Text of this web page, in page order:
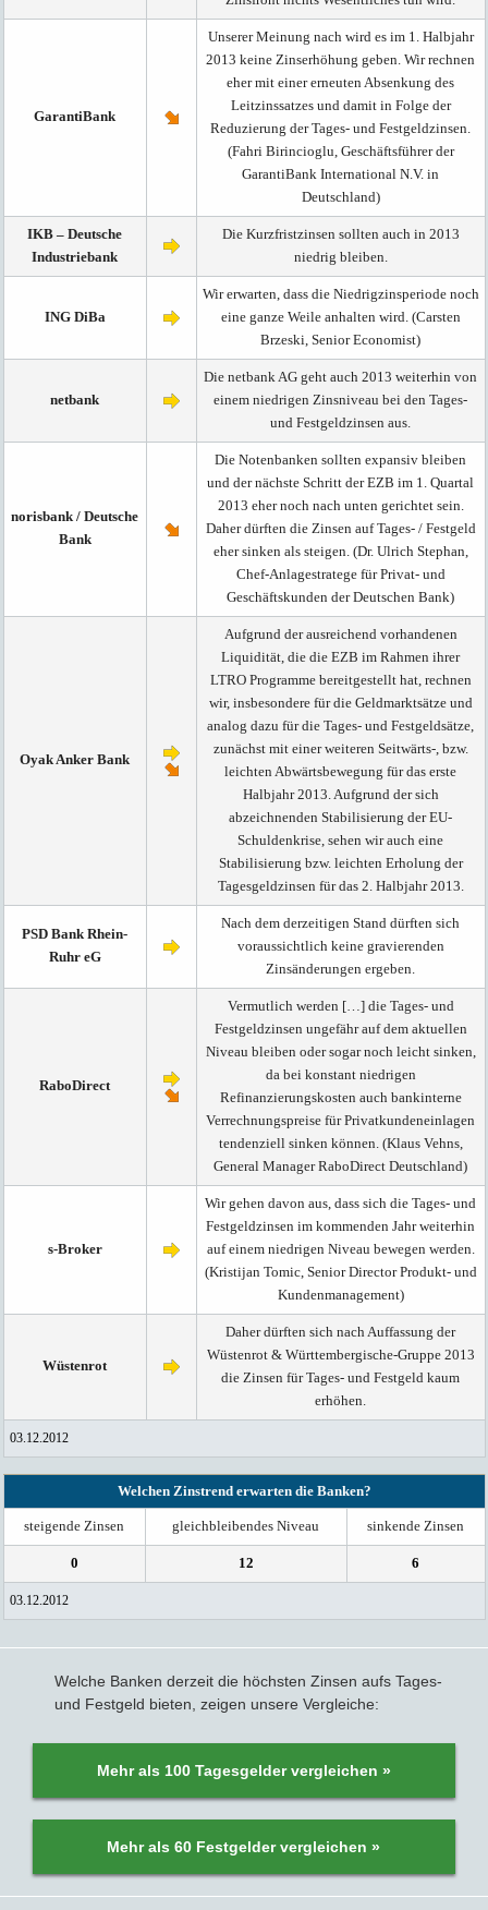
GarantiBank
Unserer Meinung nach wird es im 1. Halbjahr
2013 keine Zinserhöhung geben. Wir rechnen
eher mit einer erneuten Absenkung des
Leitzinssatzes und damit in Folge der
Reduzierung der Tages- und Festgeldzinsen.
(Fahri Birincioglu, Geschäftsführer der
GarantiBank International N.V. in
Deutschland)
IKB – Deutsche
Industriebank
Die Kurzfristzinsen sollten auch in 2013
niedrig bleiben.
ING DiBa
Wir erwarten, dass die Niedrigzinsperiode noch
eine ganze Weile anhalten wird. (Carsten
Brzeski, Senior Economist)
netbank
Die netbank AG geht auch 2013 weiterhin von
einem niedrigen Zinsniveau bei den Tages-
und Festgeldzinsen aus.
norisbank / Deutsche
Bank
Die Notenbanken sollten expansiv bleiben
und der nächste Schritt der EZB im 1. Quartal
2013 eher noch nach unten gerichtet sein.
Daher dürften die Zinsen auf Tages- / Festgeld
eher sinken als steigen. (Dr. Ulrich Stephan,
Chef-Anlagestratege für Privat- und
Geschäftskunden der Deutschen Bank)
Oyak Anker Bank
Aufgrund der ausreichend vorhandenen
Liquidität, die die EZB im Rahmen ihrer
LTRO Programme bereitgestellt hat, rechnen
wir, insbesondere für die Geldmarktsätze und
analog dazu für die Tages- und Festgeldsätze,
zunächst mit einer weiteren Seitwärts-, bzw.
leichten Abwärtsbewegung für das erste
Halbjahr 2013. Aufgrund der sich
abzeichnenden Stabilisierung der EU-
Schuldenkrise, sehen wir auch eine
Stabilisierung bzw. leichten Erholung der
Tagesgeldzinsen für das 2. Halbjahr 2013.
PSD Bank Rhein-
Ruhr eG
Nach dem derzeitigen Stand dürften sich
voraussichtlich keine gravierenden
Zinsänderungen ergeben.
RaboDirect
Vermutlich werden […] die Tages- und
Festgeldzinsen ungefähr auf dem aktuellen
Niveau bleiben oder sogar noch leicht sinken,
da bei konstant niedrigen
Refinanzierungskosten auch bankinterne
Verrechnungspreise für Privatkundeneinlagen
tendenziell sinken können. (Klaus Vehns,
General Manager RaboDirect Deutschland)
s-Broker
Wir gehen davon aus, dass sich die Tages- und
Festgeldzinsen im kommenden Jahr weiterhin
auf einem niedrigen Niveau bewegen werden.
(Kristijan Tomic, Senior Director Produkt- und
Kundenmanagement)
Wüstenrot
Daher dürften sich nach Auffassung der
Wüstenrot & Württembergische-Gruppe 2013
die Zinsen für Tages- und Festgeld kaum
erhöhen.
03.12.2012
Welchen Zinstrend erwarten die Banken?
steigende Zinsen gleichbleibendes Niveau sinkende Zinsen
0 12 6
03.12.2012
Welche Banken derzeit die höchsten Zinsen aufs Tages-
und Festgeld bieten, zeigen unsere Vergleiche:
Mehr als 100 Tagesgelder vergleichen »
Mehr als 60 Festgelder vergleichen »